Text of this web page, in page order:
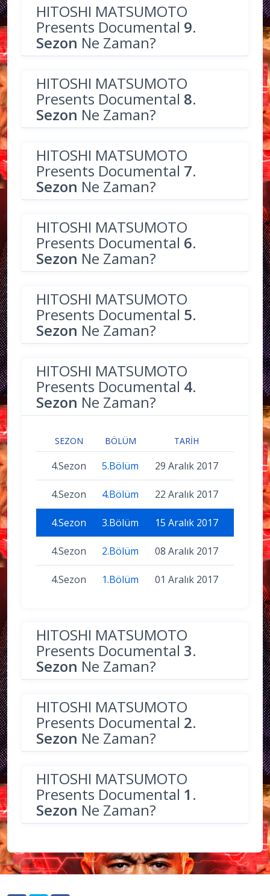
HITOSHI MATSUMOTO
Presents Documental 9.
Sezon Ne Zaman?
HITOSHI MATSUMOTO
Presents Documental 8.
Sezon Ne Zaman?
HITOSHI MATSUMOTO
Presents Documental 7.
Sezon Ne Zaman?
HITOSHI MATSUMOTO
Presents Documental 6.
Sezon Ne Zaman?
HITOSHI MATSUMOTO
Presents Documental 5.
Sezon Ne Zaman?
HITOSHI MATSUMOTO
Presents Documental 4.
Sezon Ne Zaman?
SEZON BÖLÜM TARIH
4.Sezon 5.Bölüm 29 Aralık 2017
4.Sezon 4.Bölüm 22 Aralık 2017
4.Sezon 3.Bölüm 15 Aralık 2017
4.Sezon 2.Bölüm 08 Aralık 2017
4.Sezon 1.Bölüm 01 Aralık 2017
HITOSHI MATSUMOTO
Presents Documental 3.
Sezon Ne Zaman?
HITOSHI MATSUMOTO
Presents Documental 2.
Sezon Ne Zaman?
HITOSHI MATSUMOTO
Presents Documental 1.
Sezon Ne Zaman?